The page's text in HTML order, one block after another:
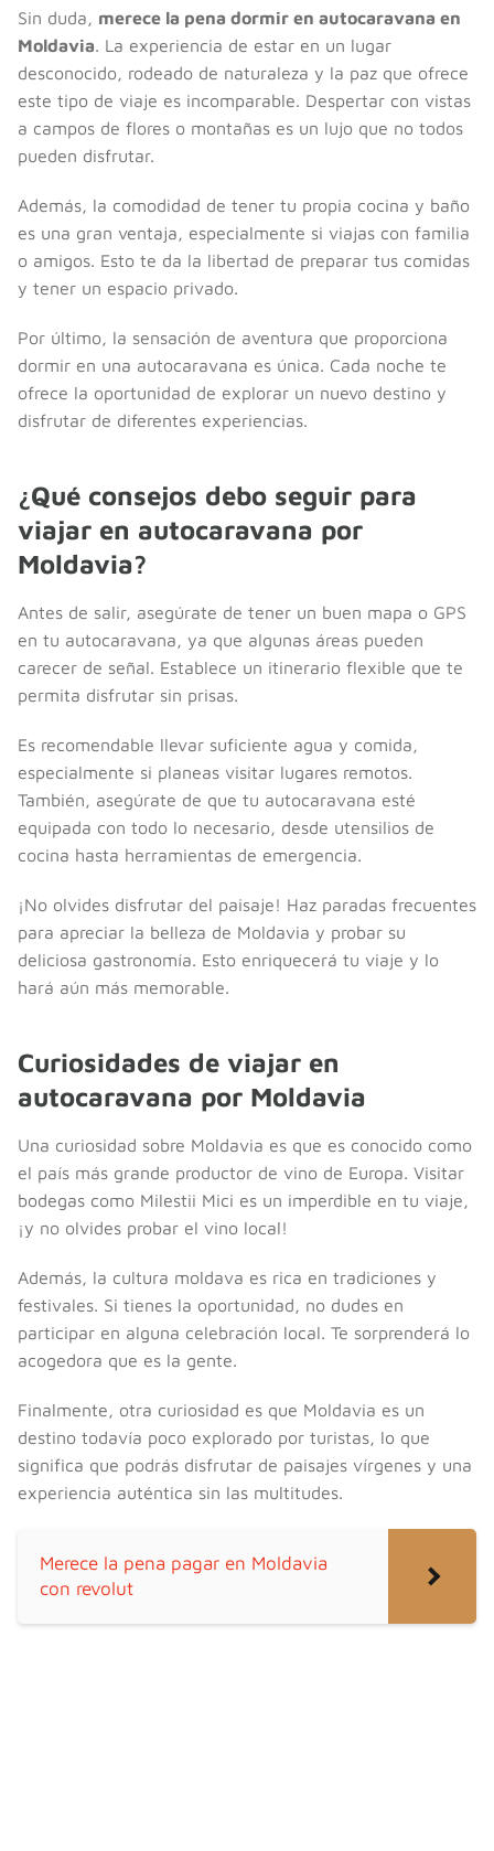
Sin duda, merece la pena dormir en autocaravana en
Moldavia. La experiencia de estar en un lugar
desconocido, rodeado de naturaleza y la paz que ofrece
este tipo de viaje es incomparable. Despertar con vistas
a campos de flores o montañas es un lujo que no todos
pueden disfrutar.
Además, la comodidad de tener tu propia cocina y baño
es una gran ventaja, especialmente si viajas con familia
o amigos. Esto te da la libertad de preparar tus comidas
y tener un espacio privado.
Por último, la sensación de aventura que proporciona
dormir en una autocaravana es única. Cada noche te
ofrece la oportunidad de explorar un nuevo destino y
disfrutar de diferentes experiencias.
¿Qué consejos debo seguir para
viajar en autocaravana por
Moldavia?
Antes de salir, asegúrate de tener un buen mapa o GPS
en tu autocaravana, ya que algunas áreas pueden
carecer de señal. Establece un itinerario flexible que te
permita disfrutar sin prisas.
Es recomendable llevar suficiente agua y comida,
especialmente si planeas visitar lugares remotos.
También, asegúrate de que tu autocaravana esté
equipada con todo lo necesario, desde utensilios de
cocina hasta herramientas de emergencia.
¡No olvides disfrutar del paisaje! Haz paradas frecuentes
para apreciar la belleza de Moldavia y probar su
deliciosa gastronomía. Esto enriquecerá tu viaje y lo
hará aún más memorable.
Curiosidades de viajar en
autocaravana por Moldavia
Una curiosidad sobre Moldavia es que es conocido como
el país más grande productor de vino de Europa. Visitar
bodegas como Milestii Mici es un imperdible en tu viaje,
¡y no olvides probar el vino local!
Además, la cultura moldava es rica en tradiciones y
festivales. Si tienes la oportunidad, no dudes en
participar en alguna celebración local. Te sorprenderá lo
acogedora que es la gente.
Finalmente, otra curiosidad es que Moldavia es un
destino todavía poco explorado por turistas, lo que
significa que podrás disfrutar de paisajes vírgenes y una
experiencia auténtica sin las multitudes.
Merece la pena pagar en Moldavia
con revolut